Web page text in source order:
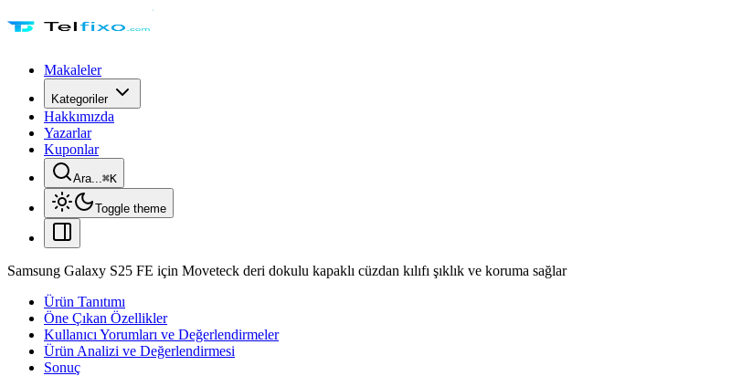
Makaleler
Kategoriler
Hakkımızda
Yazarlar
Kuponlar
Ara...⌘K
Toggle theme
Samsung Galaxy S25 FE için Moveteck deri dokulu kapaklı cüzdan kılıfı şıklık ve koruma sağlar
Ürün Tanıtımı
Öne Çıkan Özellikler
Kullanıcı Yorumları ve Değerlendirmeler
Ürün Analizi ve Değerlendirmesi
Sonuç